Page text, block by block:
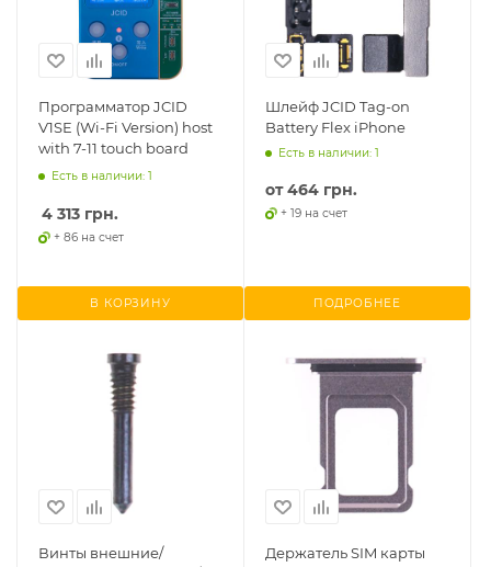
Программатор JCID
V1SE (Wi-Fi Version) host
with 7-11 touch board
Есть в наличии: 1
4 313 грн.
+ 86 на счет
В КОРЗИНУ
Шлейф JCID Tag-on
Battery Flex iPhone
Есть в наличии: 1
от464 грн.
+ 19 на счет
ПОДРОБНЕЕ
Винты внешние/
Держатель SIM карты